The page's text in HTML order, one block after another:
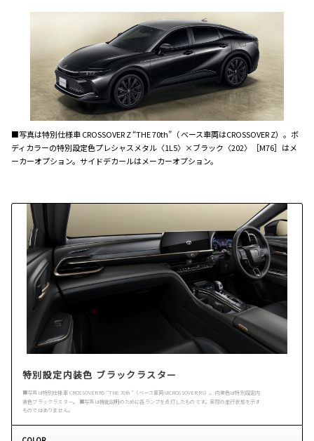
■写真は特別仕様車 CROSSOVER Z “THE 70th”（ ベース車両はCROSSOVER Z）。ボ
ディカラーの特別設定色プレシャスメタル〈1L5〉×ブラック〈202〉［M76］はメ
ーカーオプション。サイドデカールはメーカーオプション。
特別設定内装色 ブラックラスター
■写真は特別仕様車 CROSSOVER RS “THE 70th”（ベース車両はCROSSOVER RS）。内装色は特別設定内
装色ブラックラスター。 ■写真は機能説明のために各ランプを点灯したものです。実際の走行状態を示す
ものではありません。